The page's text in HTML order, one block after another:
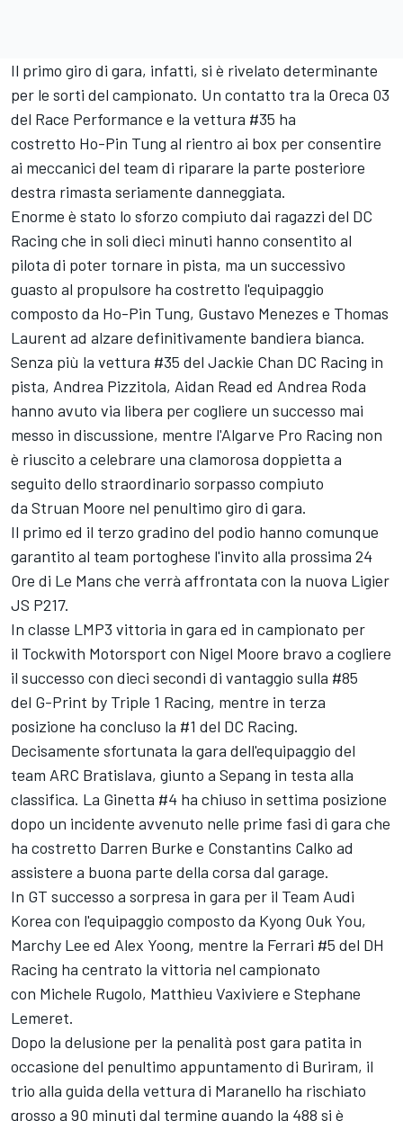
Il primo giro di gara, infatti, si è rivelato determinante
per le sorti del campionato. Un contatto tra la Oreca 03
del Race Performance e la vettura #35 ha
costretto Ho-Pin Tung al rientro ai box per consentire
ai meccanici del team di riparare la parte posteriore
destra rimasta seriamente danneggiata.
Enorme è stato lo sforzo compiuto dai ragazzi del DC
Racing che in soli dieci minuti hanno consentito al
pilota di poter tornare in pista, ma un successivo
guasto al propulsore ha costretto l'equipaggio
composto da Ho-Pin Tung, Gustavo Menezes e Thomas
Laurent ad alzare definitivamente bandiera bianca.
Senza più la vettura #35 del Jackie Chan DC Racing in
pista, Andrea Pizzitola, Aidan Read ed Andrea Roda
hanno avuto via libera per cogliere un successo mai
messo in discussione, mentre l'Algarve Pro Racing non
è riuscito a celebrare una clamorosa doppietta a
seguito dello straordinario sorpasso compiuto
da Struan Moore nel penultimo giro di gara.
Il primo ed il terzo gradino del podio hanno comunque
garantito al team portoghese l'invito alla prossima 24
Ore di Le Mans che verrà affrontata con la nuova Ligier
JS P217.
In classe LMP3 vittoria in gara ed in campionato per
il Tockwith Motorsport con Nigel Moore bravo a cogliere
il successo con dieci secondi di vantaggio sulla #85
del G-Print by Triple 1 Racing, mentre in terza
posizione ha concluso la #1 del DC Racing.
Decisamente sfortunata la gara dell'equipaggio del
team ARC Bratislava, giunto a Sepang in testa alla
classifica. La Ginetta #4 ha chiuso in settima posizione
dopo un incidente avvenuto nelle prime fasi di gara che
ha costretto Darren Burke e Constantins Calko ad
assistere a buona parte della corsa dal garage.
In GT successo a sorpresa in gara per il Team Audi
Korea con l'equipaggio composto da Kyong Ouk You,
Marchy Lee ed Alex Yoong, mentre la Ferrari #5 del DH
Racing ha centrato la vittoria nel campionato
con Michele Rugolo, Matthieu Vaxiviere e Stephane
Lemeret.
Dopo la delusione per la penalità post gara patita in
occasione del penultimo appuntamento di Buriram, il
trio alla guida della vettura di Maranello ha rischiato
grosso a 90 minuti dal termine quando la 488 si è